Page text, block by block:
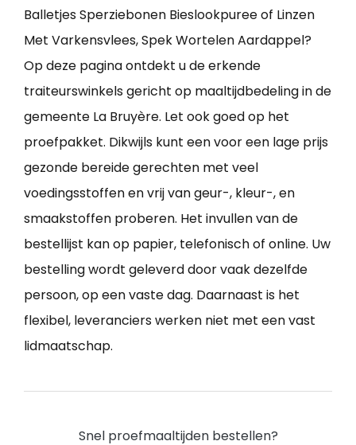
Balletjes Sperziebonen Bieslookpuree of Linzen
Met Varkensvlees, Spek Wortelen Aardappel?
Op deze pagina ontdekt u de erkende
traiteurswinkels gericht op maaltijdbedeling in de
gemeente La Bruyère. Let ook goed op het
proefpakket. Dikwijls kunt een voor een lage prijs
gezonde bereide gerechten met veel
voedingsstoffen en vrij van geur-, kleur-, en
smaakstoffen proberen. Het invullen van de
bestellijst kan op papier, telefonisch of online. Uw
bestelling wordt geleverd door vaak dezelfde
persoon, op een vaste dag. Daarnaast is het
flexibel, leveranciers werken niet met een vast
lidmaatschap.
Snel proefmaaltijden bestellen?